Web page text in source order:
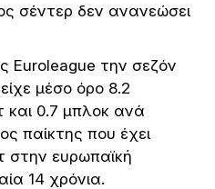
σέντερ δεν ανανεώσει
Euroleague την σεζόν
μέσο όρο 8.2
και 0.7 μπλοκ ανά
παίκτης που έχει
στην ευρωπαϊκή
14 χρόνια.